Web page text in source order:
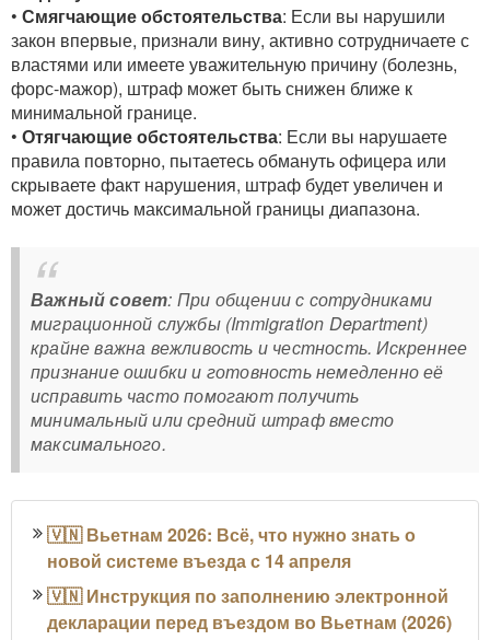
• Смягчающие обстоятельства: Если вы нарушили
закон впервые, признали вину, активно сотрудничаете с
властями или имеете уважительную причину (болезнь,
форс-мажор), штраф может быть снижен ближе к
минимальной границе.
• Отягчающие обстоятельства: Если вы нарушаете
правила повторно, пытаетесь обмануть офицера или
скрываете факт нарушения, штраф будет увеличен и
может достичь максимальной границы диапазона.
Важный совет: При общении с сотрудниками
миграционной службы (Immigration Department)
крайне важна вежливость и честность. Искреннее
признание ошибки и готовность немедленно её
исправить часто помогают получить
минимальный или средний штраф вместо
максимального.
🇻🇳 Вьетнам 2026: Всё, что нужно знать о
новой системе въезда с 14 апреля
🇻🇳 Инструкция по заполнению электронной
декларации перед въездом во Вьетнам (2026)